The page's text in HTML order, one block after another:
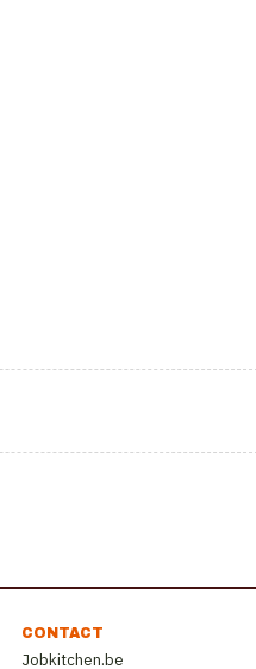
CONTACT
Jobkitchen.be